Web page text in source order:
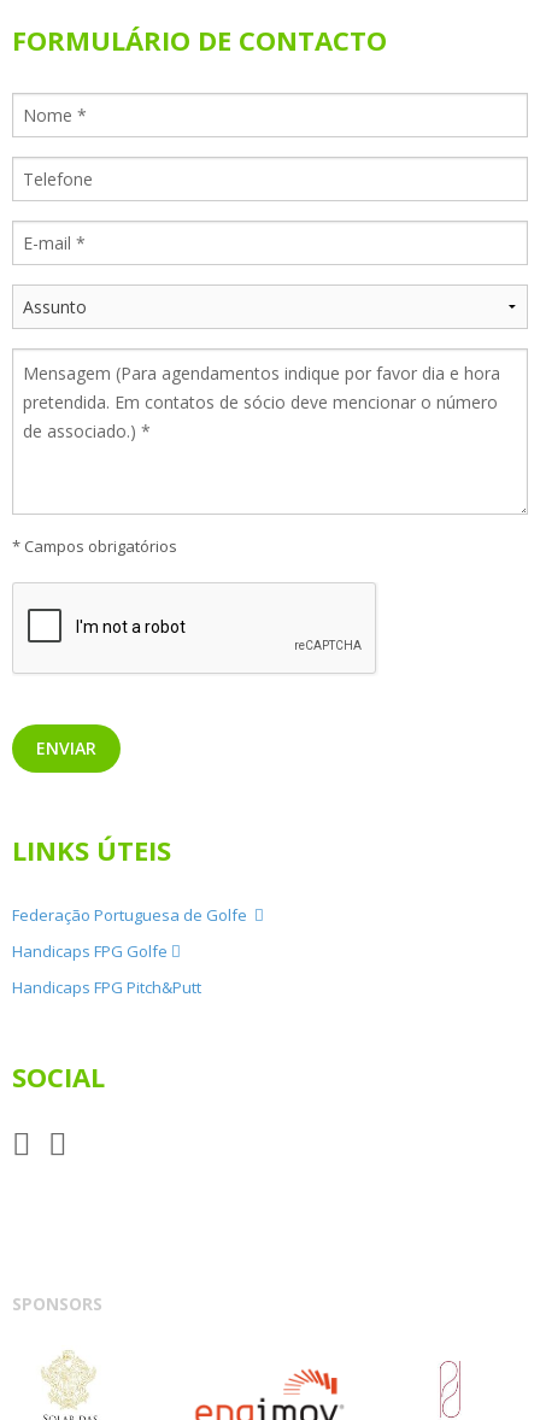
FORMULÁRIO DE CONTACTO
* Campos obrigatórios
ENVIAR
LINKS ÚTEIS
Federação Portuguesa de Golfe
Handicaps FPG Golfe
Handicaps FPG Pitch&Putt
SOCIAL
SPONSORS